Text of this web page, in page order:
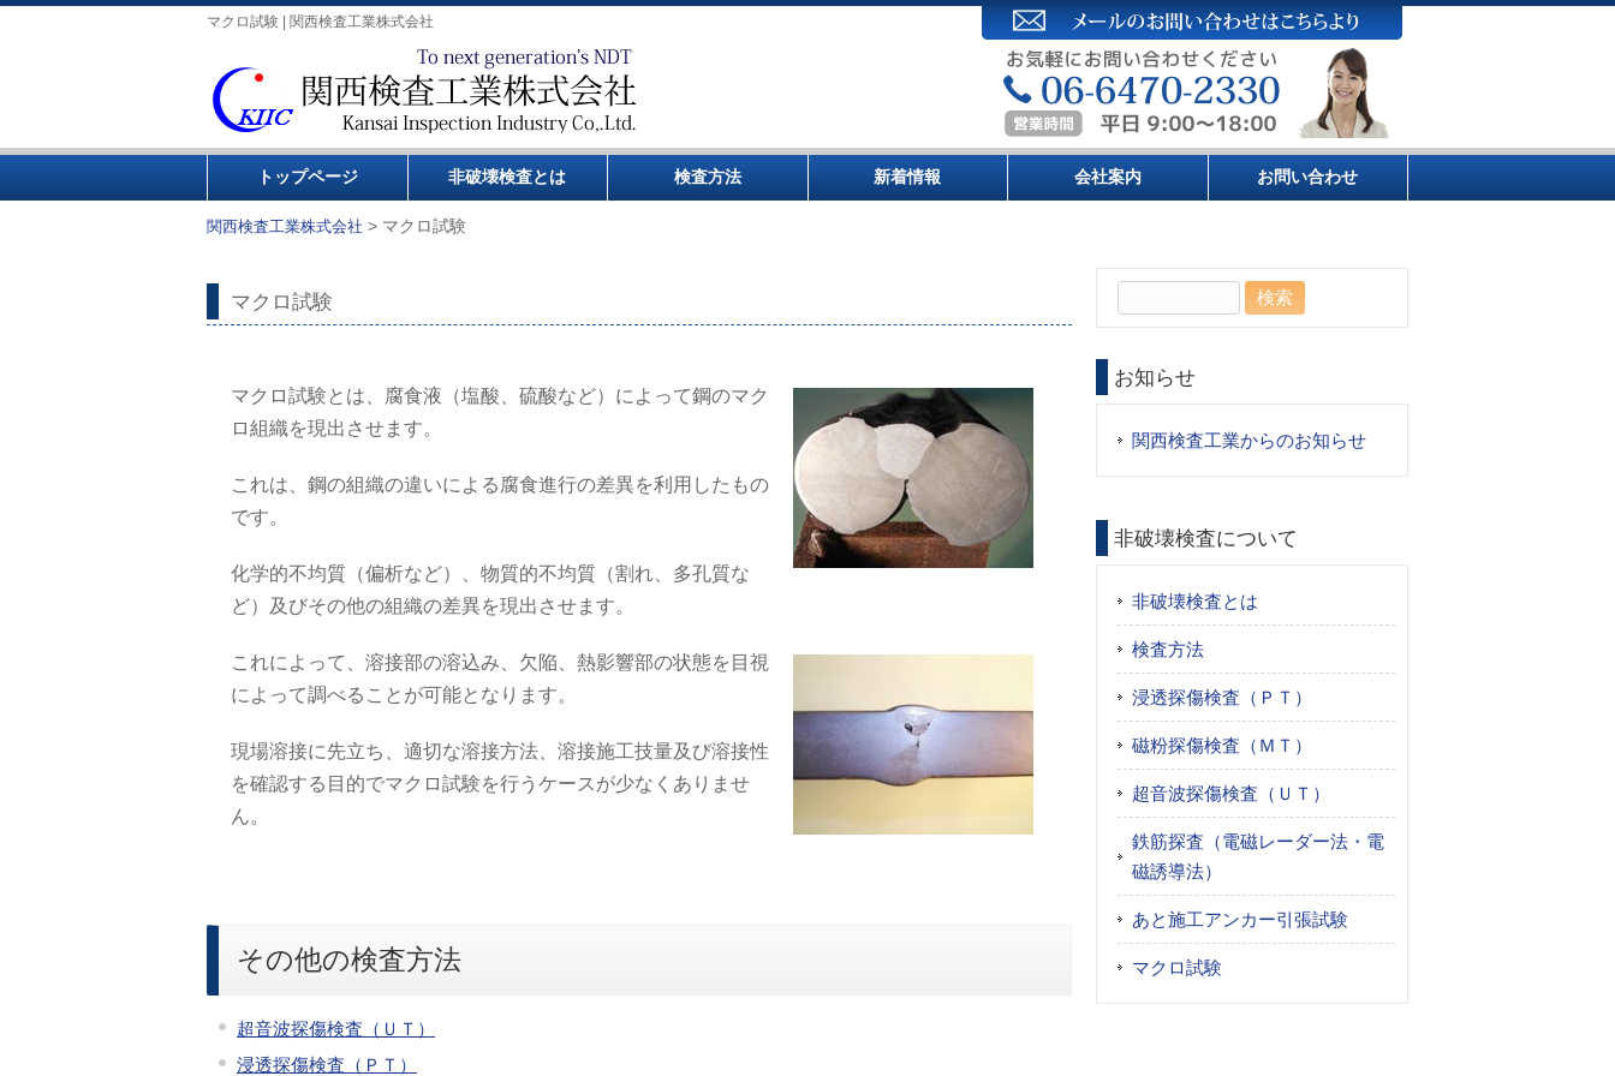
マクロ試験 | 関西検査工業株式会社
トップページ 非破壊検査とは 検査方法 新着情報 会社案内 お問い合わせ
関西検査工業株式会社 > マクロ試験
マクロ試験
マクロ試験とは、腐食液（塩酸、硫酸など）によって鋼のマク
ロ組織を現出させます。
これは、鋼の組織の違いによる腐食進行の差異を利用したもの
です。
化学的不均質（偏析など）、物質的不均質（割れ、多孔質な
ど）及びその他の組織の差異を現出させます。
これによって、溶接部の溶込み、欠陥、熱影響部の状態を目視
によって調べることが可能となります。
現場溶接に先立ち、適切な溶接方法、溶接施工技量及び溶接性
を確認する目的でマクロ試験を行うケースが少なくありませ
ん。
その他の検査方法
超音波探傷検査（ＵＴ）
浸透探傷検査（ＰＴ）
お知らせ
関西検査工業からのお知らせ
非破壊検査について
非破壊検査とは
検査方法
浸透探傷検査（ＰＴ）
磁粉探傷検査（ＭＴ）
超音波探傷検査（ＵＴ）
鉄筋探査（電磁レーダー法・電
磁誘導法）
あと施工アンカー引張試験
マクロ試験